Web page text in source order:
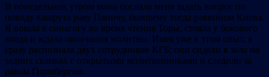
В понедельник утром мама послала меня задать вопрос по
поводу кашрута раву Паничу, бывшему тогда раввином Киева.
Я вошла в синагогу во время чтения Торы, стояла у бокового
входа и ждала окончания молитвы. Имея уже в этом опыт, я
сразу распознала двух сотрудников КГБ; они сидели в зале на
задних скамьях с открытыми молитвенниками и следили за
равом Гиршбергом.